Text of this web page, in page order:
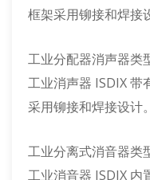
框架采用铆接和焊接
工业分配器消声器类
工业消声器 ISDIX 带
采用铆接和焊接设计。
工业分离式消音器类
工业消音器 ISDIX 内